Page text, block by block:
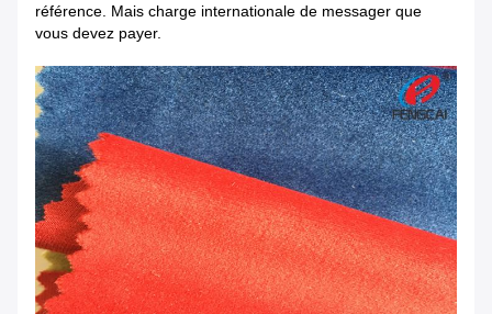
référence. Mais charge internationale de messager que
vous devez payer.